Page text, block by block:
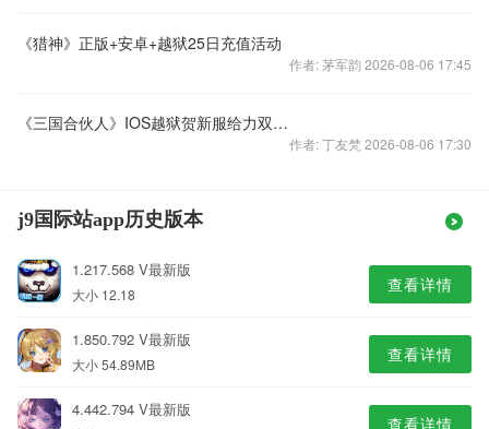
《猎神》正版+安卓+越狱25日充值活动
作者: 茅军韵 2026-08-06 17:45
《三国合伙人》IOS越狱贺新服给力双倍充值赠老兵
作者: 丁友梵 2026-08-06 17:30
j9国际站app历史版本
1.217.568 V最新版
大小 12.18 查看详情
1.850.792 V最新版
大小 54.89MB 查看详情
4.442.794 V最新版
查看详情